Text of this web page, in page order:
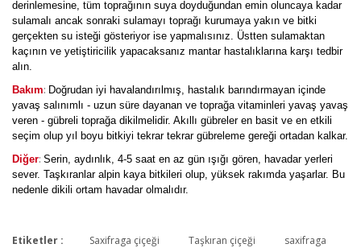
derinlemesine, tüm toprağının suya doyduğundan emin oluncaya kadar
sulamalı ancak sonraki sulamayı toprağı kurumaya yakın ve bitki
gerçekten su isteği gösteriyor ise yapmalısınız. Üstten sulamaktan
kaçının ve yetiştiricilik yapacaksanız mantar hastalıklarına karşı tedbir
alın.
Bakım: Doğrudan iyi havalandırılmış, hastalık barındırmayan içinde
yavaş salınımlı - uzun süre dayanan ve toprağa vitaminleri yavaş yavaş
veren - gübreli toprağa dikilmelidir. Akıllı gübreler en basit ve en etkili
seçim olup yıl boyu bitkiyi tekrar tekrar gübreleme gereği ortadan kalkar.
Diğer: Serin, aydınlık, 4-5 saat en az gün ışığı gören, havadar yerleri
sever. Taşkıranlar alpin kaya bitkileri olup, yüksek rakımda yaşarlar. Bu
nedenle dikili ortam havadar olmalıdır.
Etiketler : Saxifraga çiçeği Taşkıran çiçeği
saxifraga